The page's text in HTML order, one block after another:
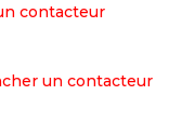
contacteur
un contacteur